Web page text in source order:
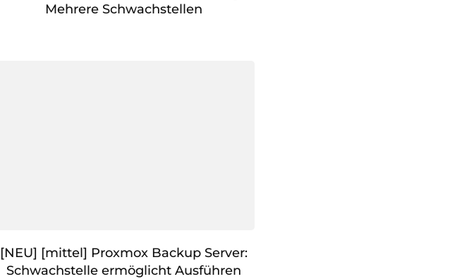
Mehrere Schwachstellen
[NEU] [mittel] Proxmox Backup Server:
Schwachstelle ermöglicht Ausführen